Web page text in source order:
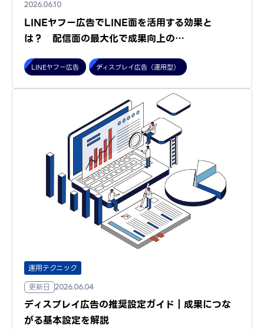
2026.06.10
LINEヤフー広告でLINE面を活用する効果と
は？ 配信面の最大化で成果向上の…
LINEヤフー広告 ディスプレイ広告（運用型）
運用テクニック
更新日
2026.06.04
ディスプレイ広告の推奨設定ガイド｜成果につな
がる基本設定を解説